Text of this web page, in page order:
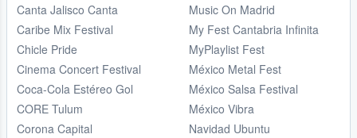
Canta Jalisco Canta
Caribe Mix Festival
Chicle Pride
Cinema Concert Festival
Coca-Cola Estéreo Gol
CORE Tulum
Corona Capital
Music On Madrid
My Fest Cantabria Infinita
MyPlaylist Fest
México Metal Fest
México Salsa Festival
México Vibra
Navidad Ubuntu